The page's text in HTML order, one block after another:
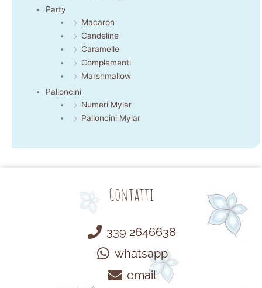
Party
Macaron
Candeline
Caramelle
Complementi
Marshmallow
Palloncini
Numeri Mylar
Palloncini Mylar
Contatti
339 2646638
whatsapp
email